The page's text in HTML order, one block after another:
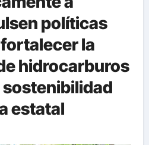
políticas
la
hidrocarburos
sostenibilidad
estatal